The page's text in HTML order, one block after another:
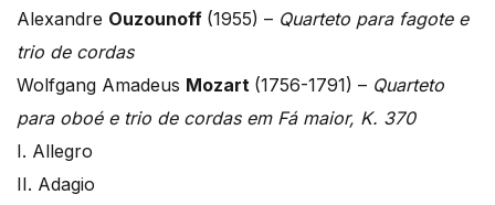
Alexandre Ouzounoff (1955) – Quarteto para fagote e
trio de cordas
Wolfgang Amadeus Mozart (1756-1791) – Quarteto
para oboé e trio de cordas em Fá maior, K. 370
I. Allegro
II. Adagio